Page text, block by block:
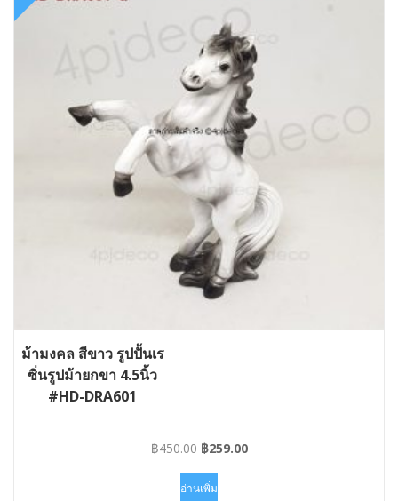
ม้ามงคล สีขาว รูปปั้นเร
ซิ่นรูปม้ายกขา 4.5นิ้ว
#HD-DRA601
฿450.00 Original
was:
฿259.00Current
อ่านเพิ่ม